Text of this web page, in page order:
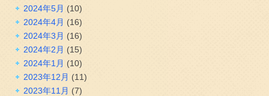
2024年5月 (10)
2024年4月 (16)
2024年3月 (16)
2024年2月 (15)
2024年1月 (10)
2023年12月 (11)
2023年11月 (7)